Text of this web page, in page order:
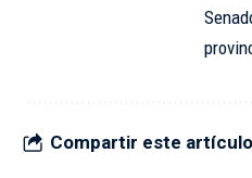
Compartir este artículo